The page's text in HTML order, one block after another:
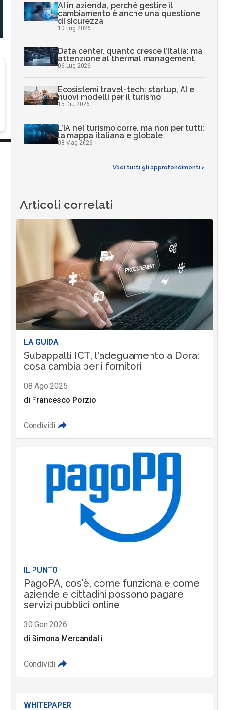
AI in azienda, perché gestire il
cambiamento è anche una questione
di sicurezza
10 Lug 2026
Data center, quanto cresce l’Italia: ma
attenzione al thermal management
06 Lug 2026
Ecosistemi travel-tech: startup, AI e
nuovi modelli per il turismo
15 Giu 2026
L’IA nel turismo corre, ma non per tutti:
la mappa italiana e globale
08 Mag 2026
Vedi tutti gli approfondimenti >
Articoli correlati
LA GUIDA
Subappalti ICT, l'adeguamento a Dora:
cosa cambia per i fornitori
08 Ago 2025
di Francesco Porzio
Condividi
IL PUNTO
PagoPA, cos'è, come funziona e come
aziende e cittadini possono pagare
servizi pubblici online
30 Gen 2026
di Simona Mercandalli
Condividi
WHITEPAPER